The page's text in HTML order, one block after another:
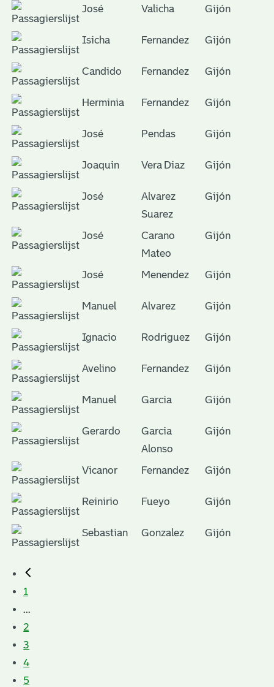
José Valicha Gijón
Isicha Fernandez Gijón
Candido Fernandez Gijón
Herminia Fernandez Gijón
José Pendas Gijón
Joaquin Vera Diaz Gijón
José
Alvarez
Suarez
Gijón
José
Carano
Mateo
Gijón
José Menendez Gijón
Manuel Alvarez Gijón
Ignacio Rodriguez Gijón
Avelino Fernandez Gijón
Manuel Garcia Gijón
Gerardo
Garcia
Alonso
Gijón
Vicanor Fernandez Gijón
Reinirio Fueyo Gijón
Sebastian Gonzalez Gijón
1
...
2
3
4
5